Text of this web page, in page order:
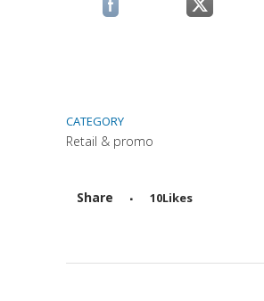
(si apre in una nuova
(si apre in
CATEGORY
Retail & promo
Share
Attiva comando
10Likes